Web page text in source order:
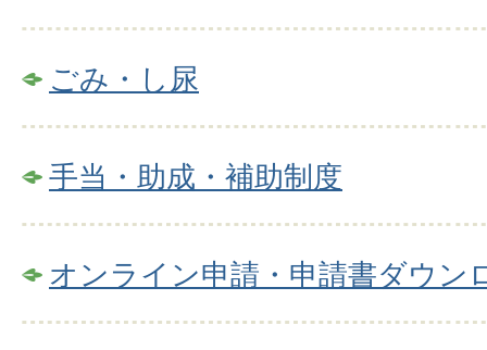
ごみ・し尿
手当・助成・補助制度
オンライン申請・申請書ダウン